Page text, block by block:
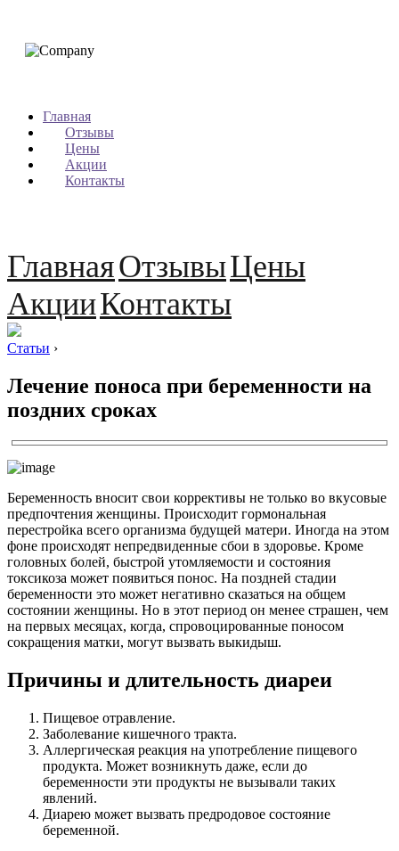
Главная
Отзывы
Цены
Акции
Контакты
ГлавнаяОтзывыЦены
АкцииКонтакты
Статьи ›
Лечение поноса при беременности на
поздних сроках
Беременность вносит свои коррективы не только во вкусовые
предпочтения женщины. Происходит гормональная
перестройка всего организма будущей матери. Иногда на этом
фоне происходят непредвиденные сбои в здоровье. Кроме
головных болей, быстрой утомляемости и состояния
токсикоза может появиться понос. На поздней стадии
беременности это может негативно сказаться на общем
состоянии женщины. Но в этот период он менее страшен, чем
на первых месяцах, когда, спровоцированные поносом
сокращения матки, могут вызвать выкидыш.
Причины и длительность диареи
Пищевое отравление.
Заболевание кишечного тракта.
Аллергическая реакция на употребление пищевого
продукта. Может возникнуть даже, если до
беременности эти продукты не вызывали таких
явлений.
Диарею может вызвать предродовое состояние
беременной.